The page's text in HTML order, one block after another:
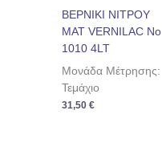
ΒΕΡΝΙΚΙ ΝΙΤΡΟΥ
ΜΑΤ VERNILAC No
1010 4LT
Μονάδα Μέτρησης:
Τεμάχιο
31,50€